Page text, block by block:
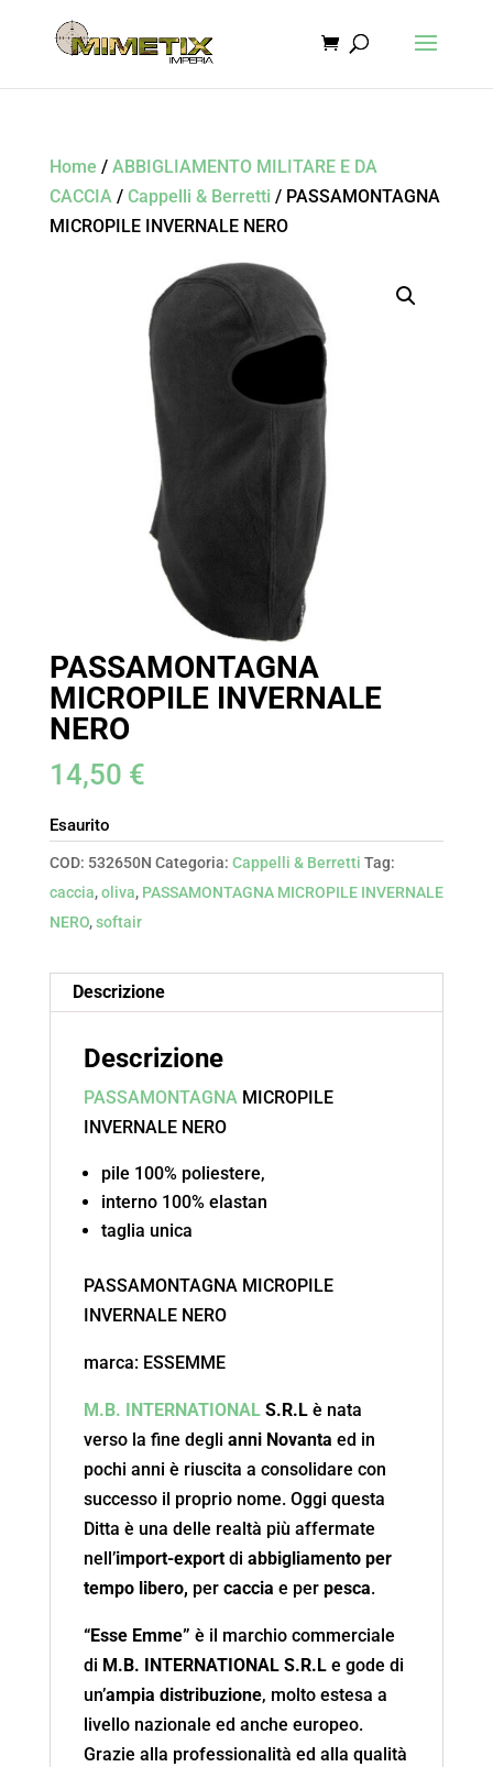
Home / ABBIGLIAMENTO MILITARE E DA
CACCIA/ Cappelli & Berretti / PASSAMONTAGNA
MICROPILE INVERNALE NERO
PASSAMONTAGNA
MICROPILE INVERNALE
NERO
14,50 €
Esaurito
COD: 532650N Categoria: Cappelli & Berretti Tag:
caccia,oliva, PASSAMONTAGNA MICROPILE INVERNALE
NERO,softair
Descrizione
Descrizione
PASSAMONTAGNAMICROPILE
INVERNALE NERO
pile 100% poliestere,
interno 100% elastan
taglia unica
PASSAMONTAGNA MICROPILE
INVERNALE NERO
marca: ESSEMME
M.B. INTERNATIONALS.R.Lè nata
verso la fine degli anni Novanta ed in
pochi anni è riuscita a consolidare con
successo il proprio nome. Oggi questa
Ditta è una delle realtà più affermate
nell’import-exportdi abbigliamento per
tempo libero, per caccia e per pesca.
“Esse Emme” è il marchio commerciale
di M.B. INTERNATIONAL S.R.Le gode di
un’ampia distribuzione, molto estesa a
livello nazionale ed anche europeo.
Grazie alla professionalità ed alla qualità